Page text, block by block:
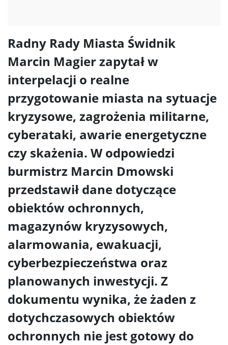
Radny Rady Miasta Świdnik
Marcin Magier zapytał w
interpelacji o realne
przygotowanie miasta na sytuacje
kryzysowe, zagrożenia militarne,
cyberataki, awarie energetyczne
czy skażenia. W odpowiedzi
burmistrz Marcin Dmowski
przedstawił dane dotyczące
obiektów ochronnych,
magazynów kryzysowych,
alarmowania, ewakuacji,
cyberbezpieczeństwa oraz
planowanych inwestycji. Z
dokumentu wynika, że żaden z
dotychczasowych obiektów
ochronnych nie jest gotowy do